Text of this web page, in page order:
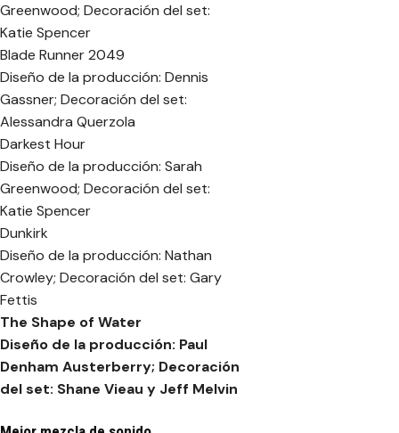
Greenwood; Decoración del set:
Katie Spencer
Blade Runner 2049
Diseño de la producción: Dennis
Gassner; Decoración del set:
Alessandra Querzola
Darkest Hour
Diseño de la producción: Sarah
Greenwood; Decoración del set:
Katie Spencer
Dunkirk
Diseño de la producción: Nathan
Crowley; Decoración del set: Gary
Fettis
The Shape of Water
Diseño de la producción: Paul
Denham Austerberry; Decoración
del set: Shane Vieau y Jeff Melvin